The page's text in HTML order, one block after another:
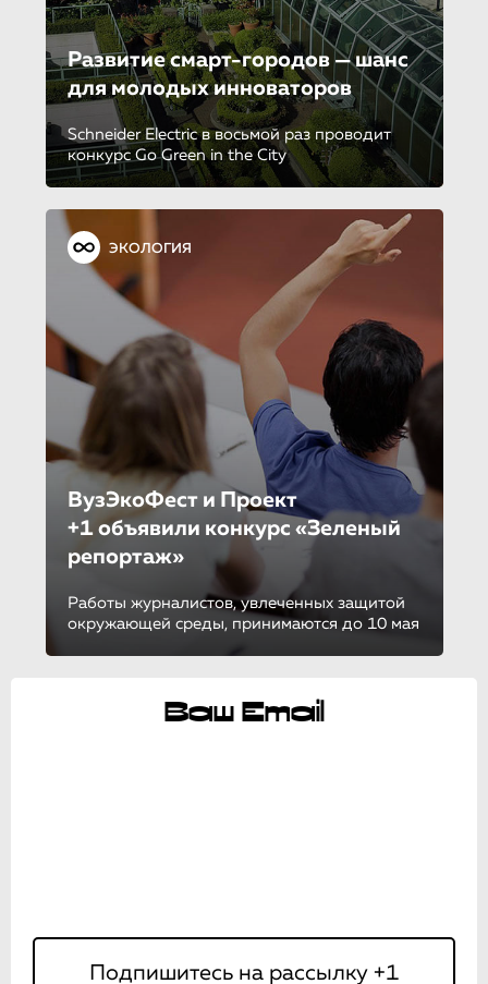
Развитие смарт-городов — шанс
для молодых инноваторов
Schneider Electric в восьмой раз проводит
конкурс Go Green in the City
ЭКОЛОГИЯ
ВузЭкоФест и Проект
+1 объявили конкурс «Зеленый
репортаж»
Работы журналистов, увлеченных защитой
окружающей среды, принимаются до 10 мая
Ваш Email